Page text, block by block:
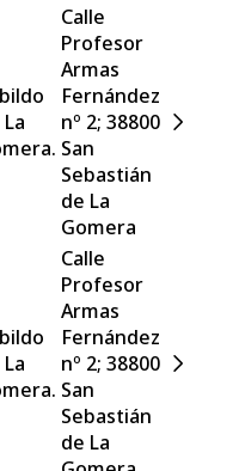
Calle
Profesor
Armas
Fernández
nº 2; 38800
San
Sebastián
de La
Gomera
Calle
Profesor
Armas
Fernández
nº 2; 38800
San
Sebastián
de La